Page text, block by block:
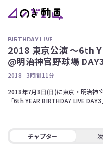
の
ぎ
画
BIRTHDAY LIVE
2018 東京公演 〜6th
@明治神宮野球場 DAY3
2018 3時間11分
2018年7月8日(日)に東京・明治神
「6th YEAR BIRTHDAY LIVE
チャプター